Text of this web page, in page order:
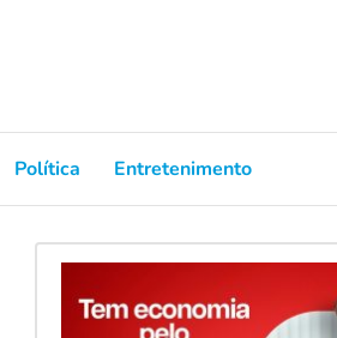
Política Entretenimento